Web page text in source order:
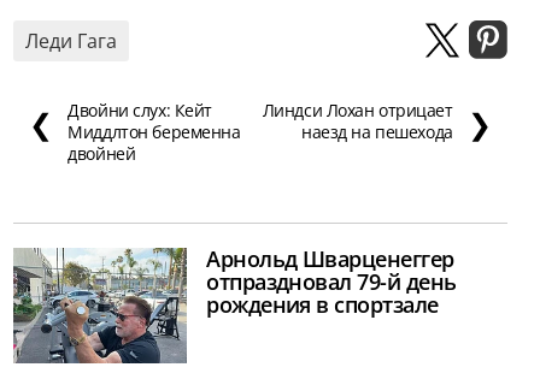
Леди Гага
❮
Двойни слух: Кейт
Миддлтон беременна
двойней
Линдси Лохан отрицает
наезд на пешехода
❯
Арнольд Шварценеггер
отпраздновал 79-й день
рождения в спортзале